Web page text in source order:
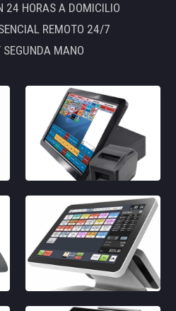
24 HORAS A DOMICILIO
REMOTO 24/7
MANO